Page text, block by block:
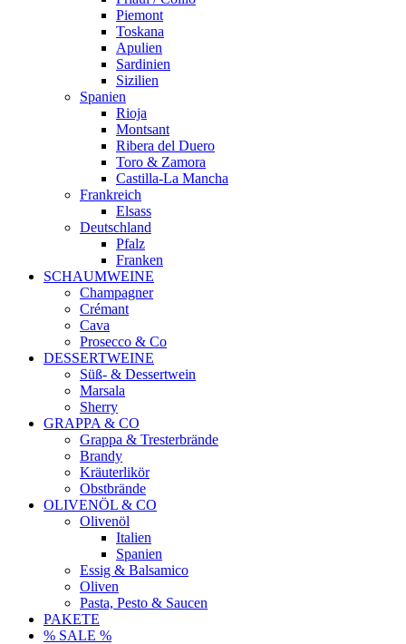
Piemont
Toskana
Apulien
Sardinien
Sizilien
Spanien
Rioja
Montsant
Ribera del Duero
Toro & Zamora
Castilla-La Mancha
Frankreich
Elsass
Deutschland
Pfalz
Franken
SCHAUMWEINE
Champagner
Crémant
Cava
Prosecco & Co
DESSERTWEINE
Süß- & Dessertwein
Marsala
Sherry
GRAPPA & CO
Grappa & Tresterbrände
Brandy
Kräuterlikör
Obstbrände
OLIVENÖL & CO
Olivenöl
Italien
Spanien
Essig & Balsamico
Oliven
Pasta, Pesto & Saucen
PAKETE
% SALE %